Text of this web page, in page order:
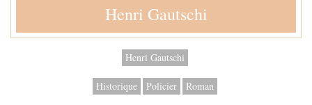
Henri Gautschi
Henri Gautschi
Historique Policier Roman